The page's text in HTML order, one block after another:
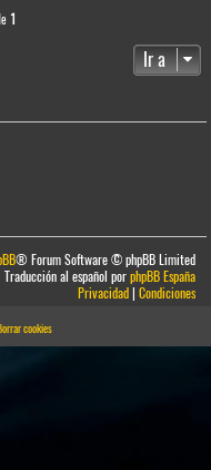
1
Ir a
® Forum Software © phpBB Limited
Traducción al español porphpBB España
Privacidad|Condiciones
cookies